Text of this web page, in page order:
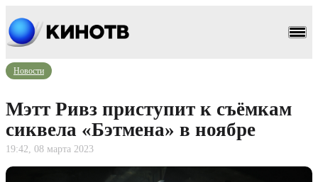
Новости
Мэтт Ривз приступит к съёмкам
сиквела «Бэтмена» в ноябре
19:42, 08 марта 2023